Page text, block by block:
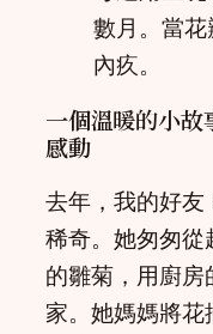
數月。當
內疚。
一個溫暖的小故
感動
去年，我的好
稀奇。她匆匆從
的雛菊，用廚房
家。她媽媽將花